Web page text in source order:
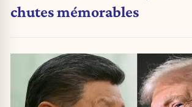
chutes mémorables